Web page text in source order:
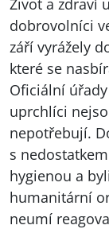
Život a zdraví
dobrovolníci
září vyrážely
které se
Oficiální
uprchlíci
nepotřebují.
s
hygienou a
humanitární
neumí